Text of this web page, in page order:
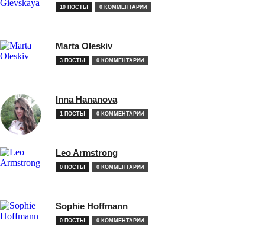
10 ПОСТЫ 0 КОММЕНТАРИИ
Marta Oleskiv
3 ПОСТЫ 0 КОММЕНТАРИИ
Inna Hananova
1 ПОСТЫ 0 КОММЕНТАРИИ
Leo Armstrong
0 ПОСТЫ 0 КОММЕНТАРИИ
Sophie Hoffmann
0 ПОСТЫ 0 КОММЕНТАРИИ